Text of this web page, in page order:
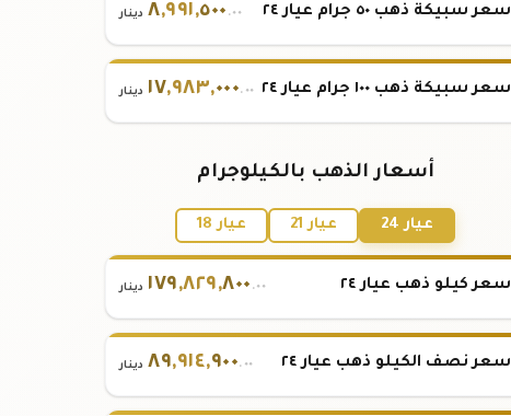
سعر سبيكة ذهب ٥٠ جرام عيار ٢٤ ٨,٩٩١,٥٠٠ .٠٠ دينار
سعر سبيكة ذهب ١٠٠ جرام عيار ٢٤ ١٧,٩٨٣,٠٠٠.٠٠ دينار
أسعار الذهب بالكيلوجرام
عيار 24 عيار 21 عيار 18
سعر كيلو ذهب عيار ٢٤ ١٧٩,٨٢٩,٨٠٠ .٠٠ دينار
سعر نصف الكيلو ذهب عيار ٢٤ ٨٩,٩١٤,٩٠٠.٠٠ دينار